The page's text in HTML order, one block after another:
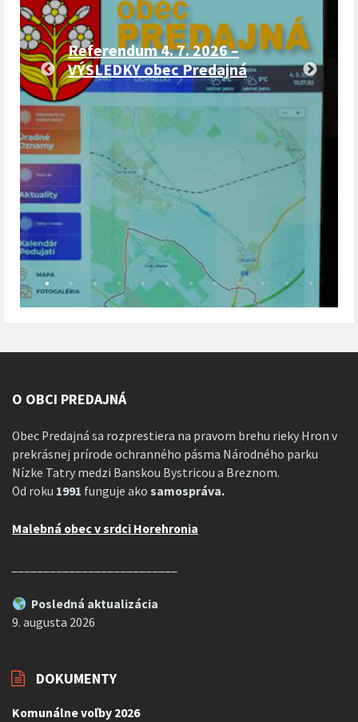
Referendum 4. 7. 2026 –
VÝSLEDKY obec Predajná
O OBCI PREDAJNÁ
Obec Predajná sa rozprestiera na pravom brehu rieky Hron v
prekrásnej prírode ochranného pásma Národného parku
Nízke Tatry medzi Banskou Bystricou a Breznom.
Od roku 1991 funguje ako samospráva.
Malebná obec v srdci Horehronia
Posledná aktualizácia
9. augusta 2026
DOKUMENTY
Komunálne voľby 2026